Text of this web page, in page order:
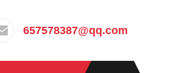
657578387@qq.com